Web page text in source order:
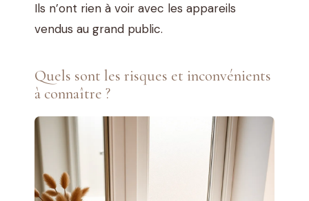
Ils n’ont rien à voir avec les appareils
vendus au grand public.
Quels sont les risques et inconvénients
à connaître ?